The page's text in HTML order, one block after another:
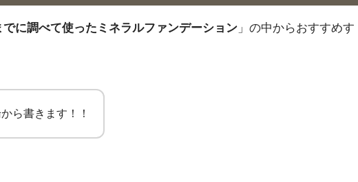
でに調べて使ったミネラルファンデーション 」の中からおすすめす
ら書きます！！